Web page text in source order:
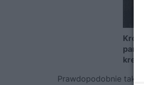
Król
Prawdopodobnie taki